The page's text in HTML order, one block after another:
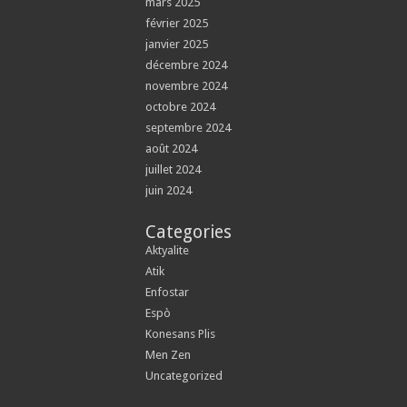
février 2025
janvier 2025
décembre 2024
novembre 2024
octobre 2024
septembre 2024
août 2024
juillet 2024
juin 2024
Categories
Aktyalite
Atik
Enfostar
Espò
Konesans Plis
Men Zen
Uncategorized